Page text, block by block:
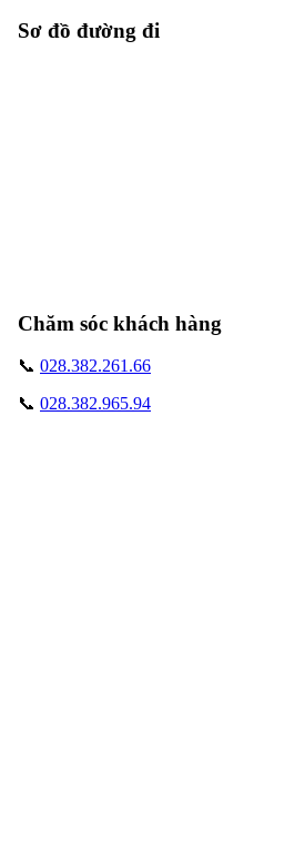
Sơ đồ đường đi
Chăm sóc khách hàng
📞 028.382.261.66
📞 028.382.965.94